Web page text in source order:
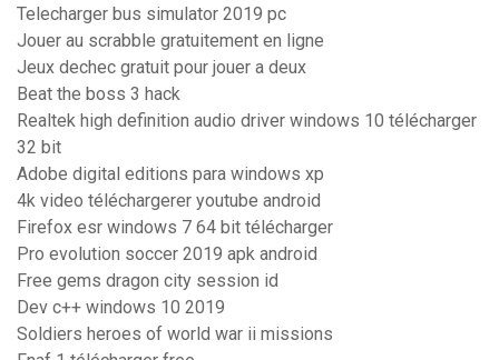
Telecharger bus simulator 2019 pc
Jouer au scrabble gratuitement en ligne
Jeux dechec gratuit pour jouer a deux
Beat the boss 3 hack
Realtek high definition audio driver windows 10 télécharger
32 bit
Adobe digital editions para windows xp
4k video téléchargerer youtube android
Firefox esr windows 7 64 bit télécharger
Pro evolution soccer 2019 apk android
Free gems dragon city session id
Dev c++ windows 10 2019
Soldiers heroes of world war ii missions